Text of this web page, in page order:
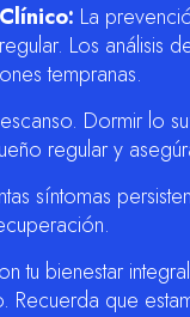
La
Los análisis
tempranas.
Dormir lo
regular y
síntomas
tu bienestar
que